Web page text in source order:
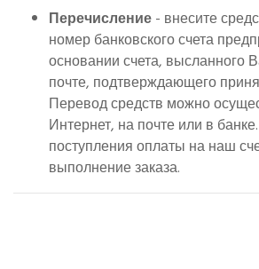
Перечисление- внесите
номер банковского счета
основании счета, высланного
почте, подтверждающего
Перевод средств можно
Интернет, на почте или в
поступления оплаты на наш
выполнение заказа.